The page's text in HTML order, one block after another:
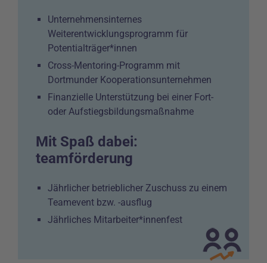
Unternehmensinternes
Weiterentwicklungsprogramm für
Potentialträger*innen
Cross-Mentoring-Programm mit
Dortmunder Kooperationsunternehmen
Finanzielle Unterstützung bei einer Fort-
oder Aufstiegsbildungsmaßnahme
Mit Spaß dabei:
teamförderung
Jährlicher betrieblicher Zuschuss zu einem
Teamevent bzw. -ausflug
Jährliches Mitarbeiter*innenfest